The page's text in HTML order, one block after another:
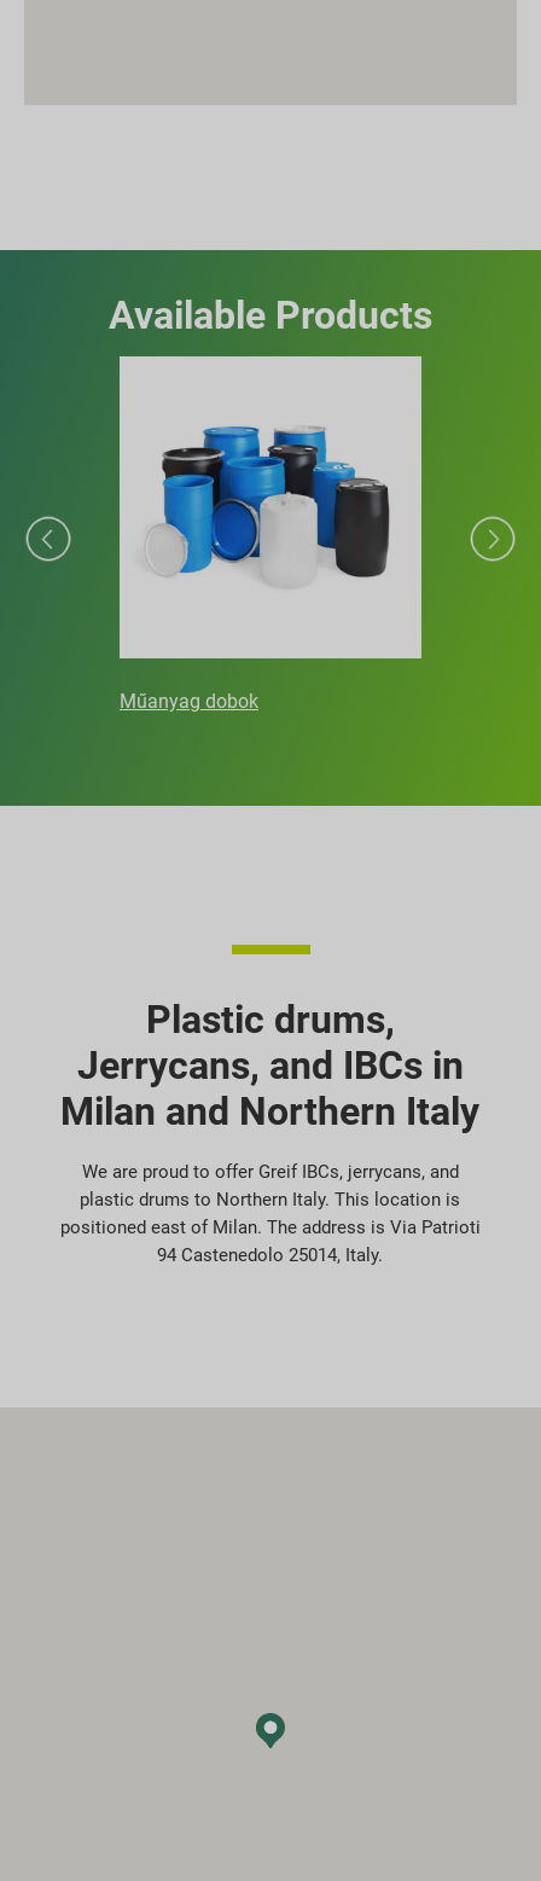
Available Products
Műanyag dobok
Plastic drums,
Jerrycans, and IBCs in
Milan and Northern Italy
We are proud to offer Greif IBCs, jerrycans, and
plastic drums to Northern Italy. This location is
positioned east of Milan. The address is Via Patrioti
94 Castenedolo 25014, Italy.